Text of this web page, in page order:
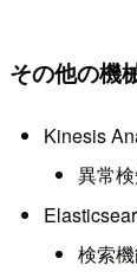
その他の機
Kinesis
異常
検索